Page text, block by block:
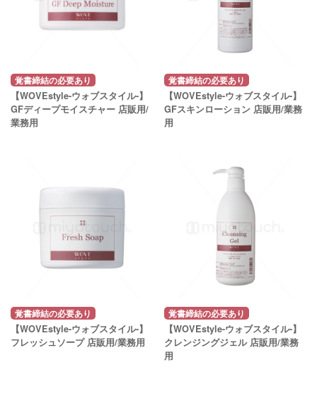
覚書締結の必要あり
【WOVEstyle-ウォブスタイル-】
GFディープモイスチャー 店販用/
業務用
覚書締結の必要あり
【WOVEstyle-ウォブスタイル-】
GFスキンローション 店販用/業務
用
覚書締結の必要あり
【WOVEstyle-ウォブスタイル-】
フレッシュソープ 店販用/業務用
覚書締結の必要あり
【WOVEstyle-ウォブスタイル-】
クレンジングジェル 店販用/業務
用